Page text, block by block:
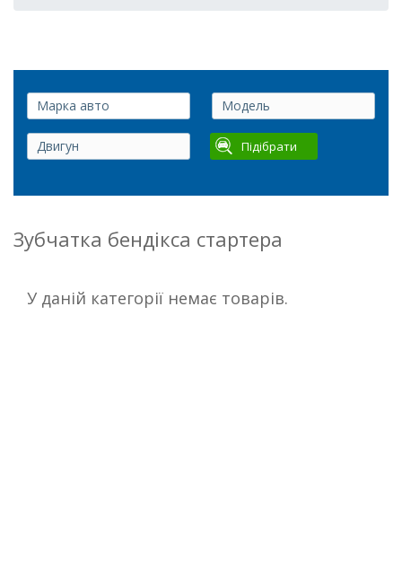
Підібрати
Зубчатка бендікса стартера
У даній категорії немає товарів.